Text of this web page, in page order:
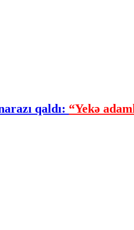
qaldı: “Yekə